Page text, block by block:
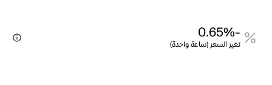
-0.65%
تغير السعر (ساعة واحدة)